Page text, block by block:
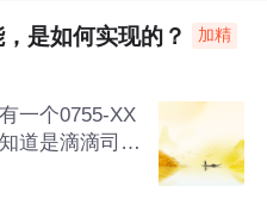
员突然传了一
85”，「这
话，他就离线
漫果然与众
家都学着点
是如何实现的？ 加精
一个0755-XX
道是滴滴司